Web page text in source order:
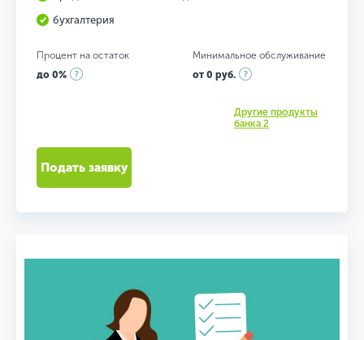
бухгалтерия
Процент на остаток
до 0%
Минимальное обслуживание
от 0 руб.
Другие продукты
банка 2
Подать заявку